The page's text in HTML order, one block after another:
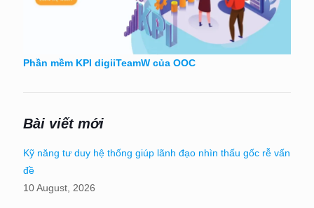
Phần mềm KPI digiiTeamW của OOC
Bài viết mới
Kỹ năng tư duy hệ thống giúp lãnh đạo nhìn thấu gốc rễ vấn
đề
10 August, 2026